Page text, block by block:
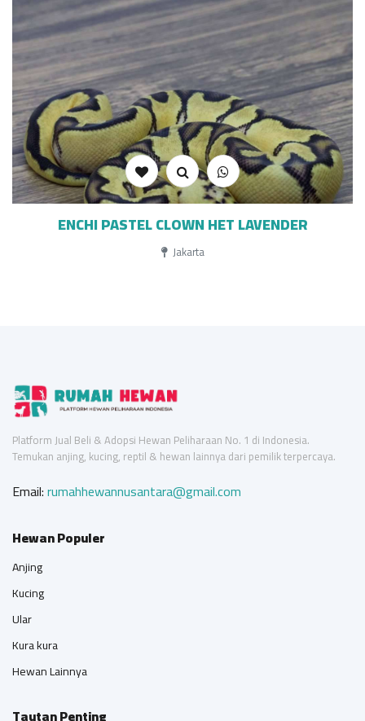
ENCHI PASTEL CLOWN HET LAVENDER
Jakarta
Platform Jual Beli & Adopsi Hewan Peliharaan No. 1 di Indonesia.
Temukan anjing, kucing, reptil & hewan lainnya dari pemilik terpercaya.
Email:rumahhewannusantara@gmail.com
Hewan Populer
Anjing
Kucing
Ular
Kura kura
Hewan Lainnya
Tautan Penting